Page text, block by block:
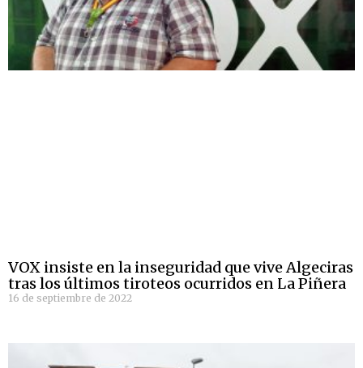
VOX insiste en la inseguridad que vive Algeciras
tras los últimos tiroteos ocurridos en La Piñera
16 de septiembre de 2022